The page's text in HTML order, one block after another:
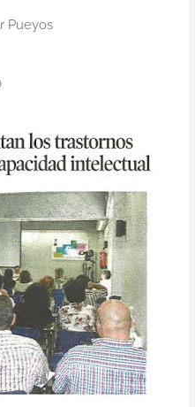
Pueyos